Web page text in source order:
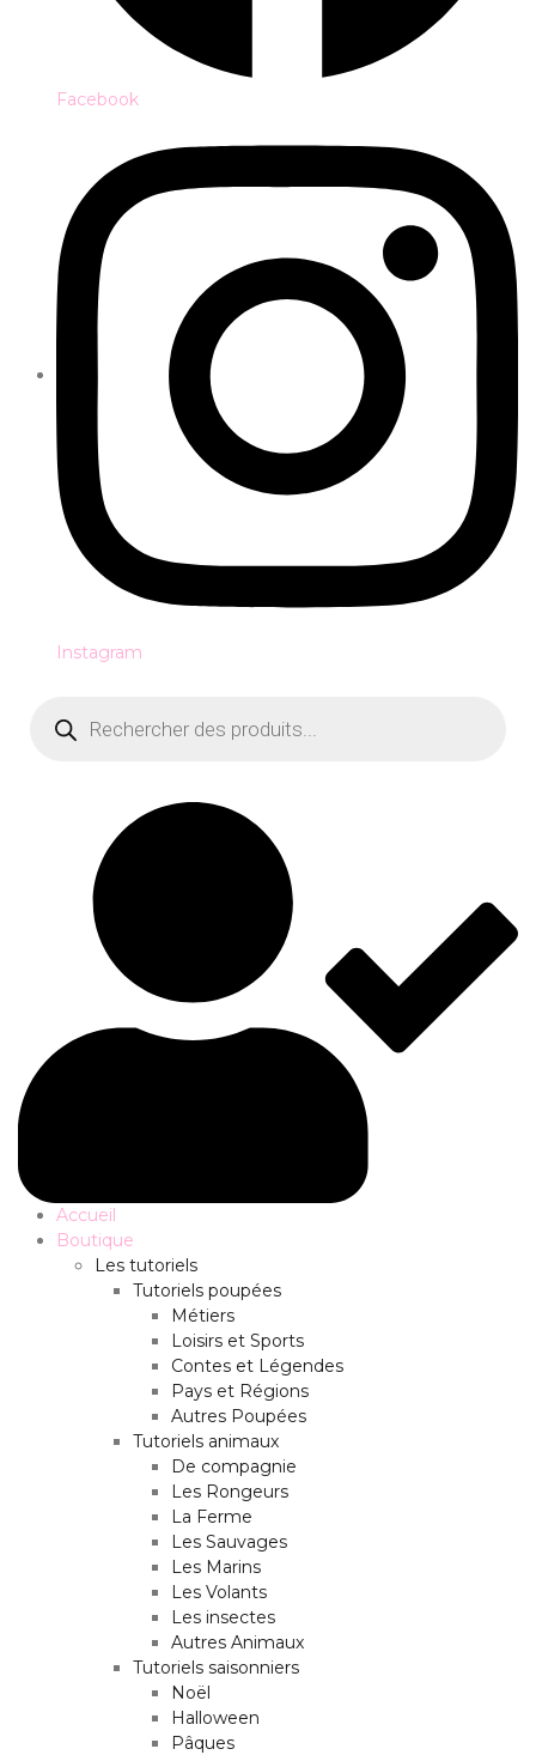
Facebook
Instagram
produits
Accueil
Boutique
Les tutoriels
Tutoriels poupées
Métiers
Loisirs et Sports
Contes et Légendes
Pays et Régions
Autres Poupées
Tutoriels animaux
De compagnie
Les Rongeurs
La Ferme
Les Sauvages
Les Marins
Les Volants
Les insectes
Autres Animaux
Tutoriels saisonniers
Noël
Halloween
Pâques